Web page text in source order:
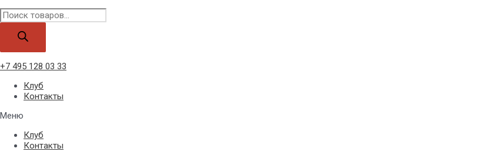
Поиск
товаров
+7 495 128 03 33
Клуб
Контакты
Меню
Клуб
Контакты